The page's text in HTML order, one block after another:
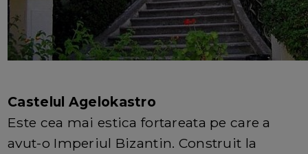
Castelul Agelokastro
Este cea mai estica fortareata pe care a
avut-o Imperiul Bizantin. Construit la